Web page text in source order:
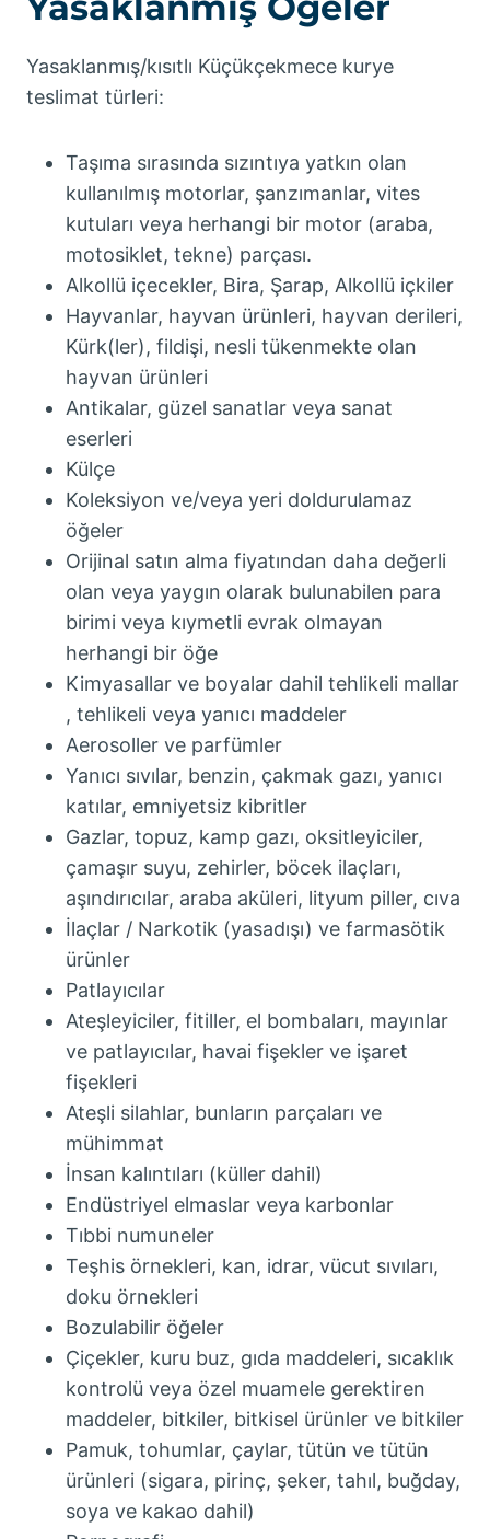
Yasaklanmış/kısıtlı Küçükçekmece kurye
teslimat türleri:
Taşıma sırasında sızıntıya yatkın olan
kullanılmış motorlar, şanzımanlar, vites
kutuları veya herhangi bir motor (araba,
motosiklet, tekne) parçası.
Alkollü içecekler, Bira, Şarap, Alkollü içkiler
Hayvanlar, hayvan ürünleri, hayvan derileri,
Kürk(ler), fildişi, nesli tükenmekte olan
hayvan ürünleri
Antikalar, güzel sanatlar veya sanat
eserleri
Külçe
Koleksiyon ve/veya yeri doldurulamaz
öğeler
Orijinal satın alma fiyatından daha değerli
olan veya yaygın olarak bulunabilen para
birimi veya kıymetli evrak olmayan
herhangi bir öğe
Kimyasallar ve boyalar dahil tehlikeli mallar
, tehlikeli veya yanıcı maddeler
Aerosoller ve parfümler
Yanıcı sıvılar, benzin, çakmak gazı, yanıcı
katılar, emniyetsiz kibritler
Gazlar, topuz, kamp gazı, oksitleyiciler,
çamaşır suyu, zehirler, böcek ilaçları,
aşındırıcılar, araba aküleri, lityum piller, cıva
İlaçlar / Narkotik (yasadışı) ve farmasötik
ürünler
Patlayıcılar
Ateşleyiciler, fitiller, el bombaları, mayınlar
ve patlayıcılar, havai fişekler ve işaret
fişekleri
Ateşli silahlar, bunların parçaları ve
mühimmat
İnsan kalıntıları (küller dahil)
Endüstriyel elmaslar veya karbonlar
Tıbbi numuneler
Teşhis örnekleri, kan, idrar, vücut sıvıları,
doku örnekleri
Bozulabilir öğeler
Çiçekler, kuru buz, gıda maddeleri, sıcaklık
kontrolü veya özel muamele gerektiren
maddeler, bitkiler, bitkisel ürünler ve bitkiler
Pamuk, tohumlar, çaylar, tütün ve tütün
ürünleri (sigara, pirinç, şeker, tahıl, buğday,
soya ve kakao dahil)